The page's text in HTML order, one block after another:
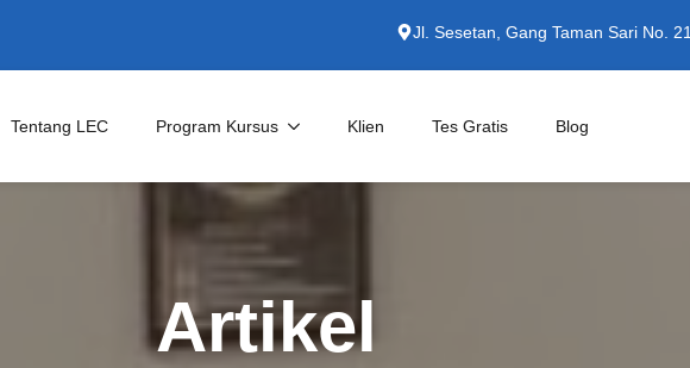
Jl. Sesetan, Gang Taman Sari No. 21
Tentang LEC Program Kursus
English for Specific Purposes
Persiapan TOEFL/IELTS
Klien Tes Gratis Blog
Artikel